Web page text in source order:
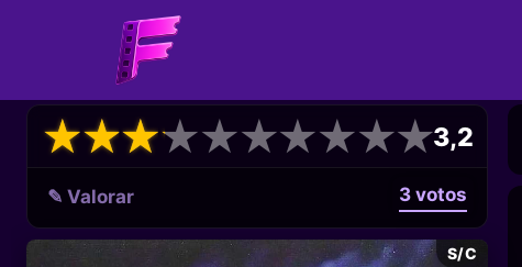
★
★★
★★
★★
★★
★★
★★
★★
★★
★★
★3,2
✎ Valorar 3 votos
S/C